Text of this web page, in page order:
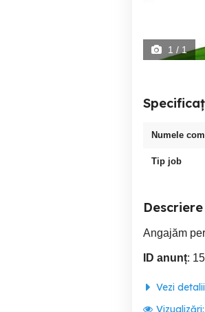
1 / 1
Numele
Tip job
Descriere
Angajăm
ID anunț:
Vezi
Vizualizări: